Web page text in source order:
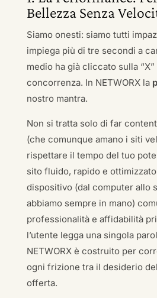
Bellezza Senza
Siamo onesti: siamo tutti
impiega più di tre secondi a
medio ha già cliccato sulla
concorrenza. In NETWORX la
nostro mantra.
Non si tratta solo di far
(che comunque amano i siti
rispettare il tempo del tuo
sito fluido, rapido e
dispositivo (dal computer allo
abbiamo sempre in mano)
professionalità e affidabilità
l’utente legga una singola
NETWORX è costruito per
ogni frizione tra il desiderio
offerta.